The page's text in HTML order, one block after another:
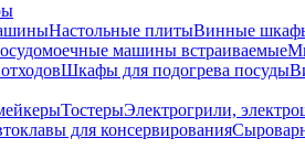
Настольные плитыВинные
машины встраиваемые
Шкафы для подогрева посуды
ТостерыЭлектрогрили,
для консервирования